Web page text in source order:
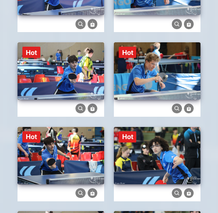
Hot
Hot
Hot
Hot